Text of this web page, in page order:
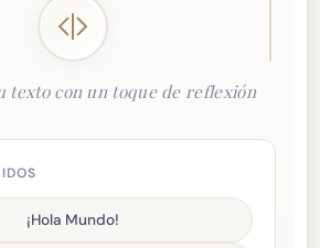
texto con un toque de reflexión
¡Hola Mundo!